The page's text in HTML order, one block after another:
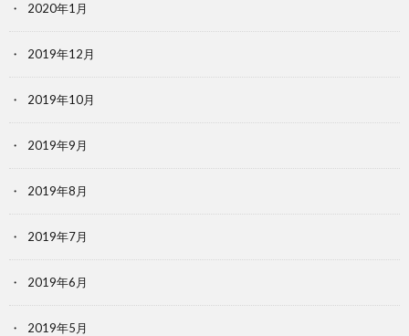
2020年1月
2019年12月
2019年10月
2019年9月
2019年8月
2019年7月
2019年6月
2019年5月